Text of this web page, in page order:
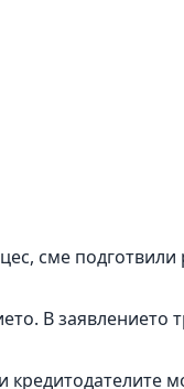
сме
В заявлението